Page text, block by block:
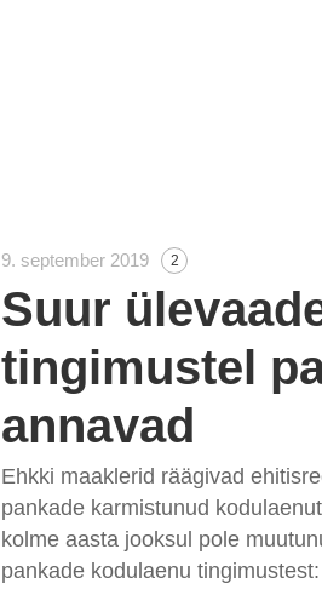
9. september 2019 2
Suur
tingimustel
annavad
Ehkki maaklerid räägivad
pankade karmistunud
kolme aasta jooksul pole
pankade kodulaenu